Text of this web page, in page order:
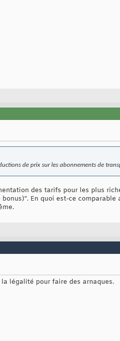
de prix sur les abonnements de
des tarifs pour les plus
En quoi est-ce
légalité pour faire des arnaques.